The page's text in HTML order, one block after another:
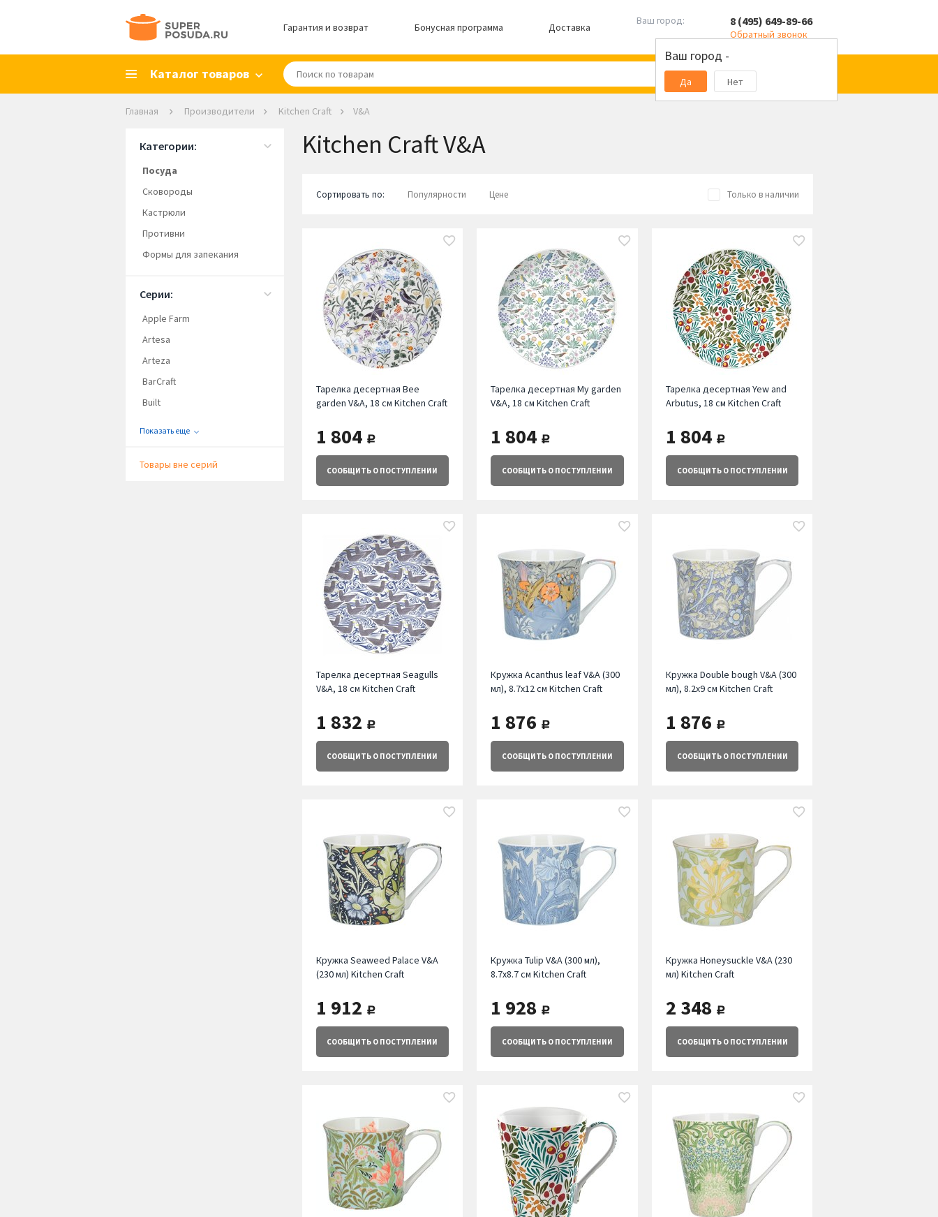
Гарантия и возврат Бонусная программа Доставка
Ваш город:
Ваш город -
Да Нет
8 (495) 649-89-66
Обратный звонок
Каталог товаров
Главная Производители Kitchen Craft V&A
Kitchen Craft V&A
Сортировать по: Популярности Цене Только в наличии
Тарелка десертная Bee
garden V&A, 18 см Kitchen Craft
1 804 руб.
СООБЩИТЬ О ПОСТУПЛЕНИИ
Тарелка десертная My garden
V&A, 18 см Kitchen Craft
1 804 руб.
СООБЩИТЬО ПОСТУПЛЕНИИ
Тарелка десертная Yew and
Arbutus, 18 см Kitchen Craft
1 804 руб.
СООБЩИТЬО ПОСТУПЛЕНИИ
Тарелка десертная Seagulls
V&A, 18 см Kitchen Craft
1 832 руб.
СООБЩИТЬ О ПОСТУПЛЕНИИ
Кружка Acanthus leaf V&A (300
мл), 8.7х12 см Kitchen Craft
1 876 руб.
СООБЩИТЬО ПОСТУПЛЕНИИ
Кружка Double bough V&A (300
мл), 8.2х9 см Kitchen Craft
1 876 руб.
СООБЩИТЬО ПОСТУПЛЕНИИ
Кружка Seaweed Palace V&A
(230 мл) Kitchen Craft
1 912 руб.
СООБЩИТЬ О ПОСТУПЛЕНИИ
Кружка Tulip V&A (300 мл),
8.7х8.7 см Kitchen Craft
1 928 руб.
СООБЩИТЬО ПОСТУПЛЕНИИ
Кружка Honeysuckle V&A (230
мл) Kitchen Craft
2 348 руб.
СООБЩИТЬО ПОСТУПЛЕНИИ
Категории:
Посуда
Сковороды
Кастрюли
Противни
Формы для запекания
Серии:
Apple Farm
Artesa
Arteza
BarCraft
Built
Показать еще
Товары вне серий